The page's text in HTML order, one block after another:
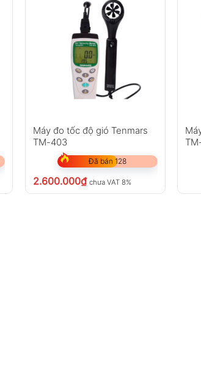
Máy đo tốc độ gió Tenmars
TM-403
Đã bán 128
2.600.000₫ chưa VAT 8%